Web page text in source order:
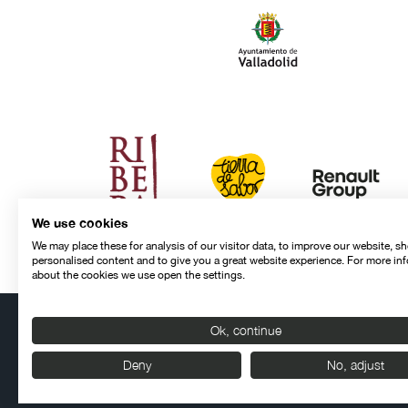
ContactoAviso legalPolítica de privacidadPolítica de cookies
© SEMINCI – Semana Internacional de Cine de Valladolid
We use cookies
We may place these for analysis of our visitor data, to improve our website,
personalised content and to give you a great website experience. For more
about the cookies we use open the settings.
Ok, continue
Deny No, adjust